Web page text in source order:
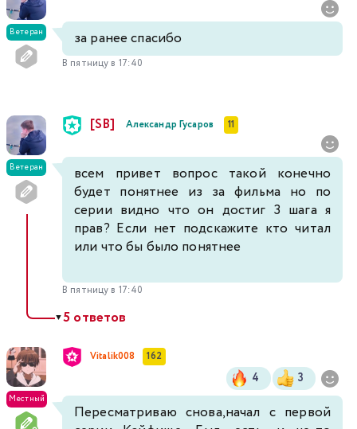
Ветеран за ранее спасибо
В пятницу в 17:40
Ветеран
[SB] Александр Гусаров 11
всем привет вопрос такой конечно
будет понятнее из за фильма но по
серии видно что он достиг 3 шага я
прав? Если нет подскажите кто читал
или что бы было понятнее
В пятницу в 17:40
▼5 ответов
Местный
Vitalik008 162
4 3
Пересматриваю снова,начал с первой